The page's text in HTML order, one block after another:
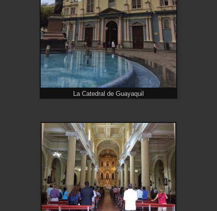
La Catedral de Guayaquil